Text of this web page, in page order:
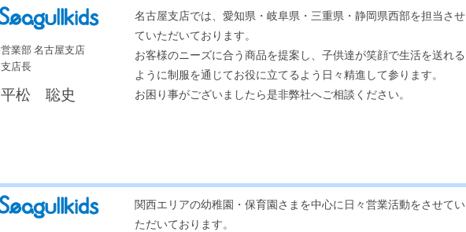
営業部 名古屋支店
支店長
平松 聡史
名古屋支店では、愛知県・岐阜県・三重県・静岡県西部を担当させ
ていただいております。
お客様のニーズに合う商品を提案し、子供達が笑顔で生活を送れる
ように制服を通じてお役に立てるよう日々精進して参ります。
お困り事がございましたら是非弊社へご相談ください。
関西エリアの幼稚園・保育園さまを中心に日々営業活動をさせてい
ただいております。